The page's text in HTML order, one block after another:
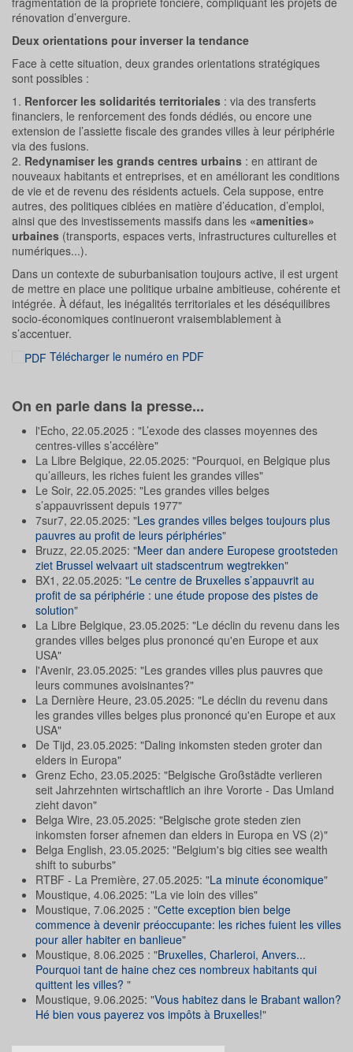
rénovation d’envergure.
Deux orientations pour inverser la tendance
Face à cette situation, deux grandes orientations stratégiques
sont possibles :
1. Renforcer les solidarités territoriales : via des transferts
financiers, le renforcement des fonds dédiés, ou encore une
extension de l’assiette fiscale des grandes villes à leur périphérie
via des fusions.
2. Redynamiser les grands centres urbains : en attirant de
nouveaux habitants et entreprises, et en améliorant les conditions
de vie et de revenu des résidents actuels. Cela suppose, entre
autres, des politiques ciblées en matière d’éducation, d’emploi,
ainsi que des investissements massifs dans les «amenities»
urbaines (transports, espaces verts, infrastructures culturelles et
numériques...).
Dans un contexte de suburbanisation toujours active, il est urgent
de mettre en place une politique urbaine ambitieuse, cohérente et
intégrée. À défaut, les inégalités territoriales et les déséquilibres
socio-économiques continueront vraisemblablement à
s’accentuer.
Télécharger le numéro en PDF
On en parle dans la presse...
l'Echo, 22.05.2025 : "L’exode des classes moyennes des
centres-villes s’accélère"
La Libre Belgique, 22.05.2025: "Pourquoi, en Belgique plus
qu’ailleurs, les riches fuient les grandes villes"
Le Soir, 22.05.2025: "Les grandes villes belges
s’appauvrissent depuis 1977"
7sur7, 22.05.2025: "Les grandes villes belges toujours plus
pauvres au profit de leurs périphéries"
Bruzz, 22.05.2025: "Meer dan andere Europese grootsteden
ziet Brussel welvaart uit stadscentrum wegtrekken"
BX1, 22.05.2025: "Le centre de Bruxelles s’appauvrit au
profit de sa périphérie : une étude propose des pistes de
solution"
La Libre Belgique, 23.05.2025: "Le déclin du revenu dans les
grandes villes belges plus prononcé qu'en Europe et aux
USA"
l'Avenir, 23.05.2025: "Les grandes villes plus pauvres que
leurs communes avoisinantes?"
La Dernière Heure, 23.05.2025: "Le déclin du revenu dans
les grandes villes belges plus prononcé qu'en Europe et aux
USA"
De Tijd, 23.05.2025: "Daling inkomsten steden groter dan
elders in Europa"
Grenz Echo, 23.05.2025: "Belgische Großstädte verlieren
seit Jahrzehnten wirtschaftlich an ihre Vororte - Das Umland
zieht davon"
Belga Wire, 23.05.2025: "Belgische grote steden zien
inkomsten forser afnemen dan elders in Europa en VS (2)"
Belga English, 23.05.2025: "Belgium's big cities see wealth
shift to suburbs"
RTBF - La Première, 27.05.2025: "La minute économique"
Moustique, 4.06.2025: "La vie loin des villes"
Moustique, 7.06.2025 : "Cette exception bien belge
commence à devenir préoccupante: les riches fuient les villes
pour aller habiter en banlieue"
Moustique, 8.06.2025 : "Bruxelles, Charleroi, Anvers...
Pourquoi tant de haine chez ces nombreux habitants qui
quittent les villes? "
Moustique, 9.06.2025: "Vous habitez dans le Brabant wallon?
Hé bien vous payerez vos impôts à Bruxelles!"